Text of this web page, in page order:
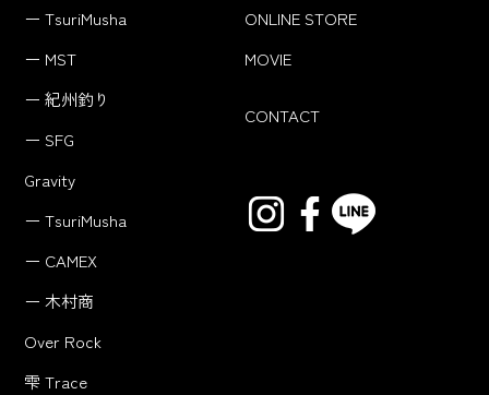
ー TsuriMusha
ー MST
ー 紀州釣り
ー SFG
Gravity
ー TsuriMusha
ー CAMEX
ー 木村商
Over Rock
雫 Trace
ONLINE STORE
MOVIE
CONTACT